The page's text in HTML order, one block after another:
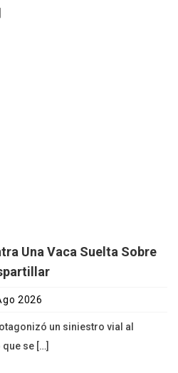
Una Vaca Suelta Sobre
2026
un siniestro vial al
se […]